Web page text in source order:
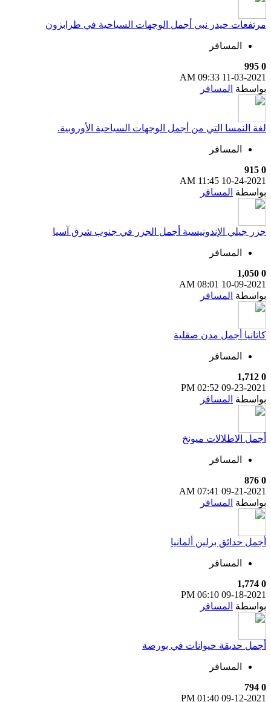
مرتفعات حيدر نبي أجمل الوجهات السياحية في طرابزون
المسافر
0
995
11-03-2021
09:33 AM
بواسطة المسافر
لغة النمسا التي من أجمل الوجهات السياحية الأوروبية.
المسافر
0
915
10-24-2021
11:45 AM
بواسطة المسافر
جزر جيلي الإندونيسية أجمل الجزر في جنوب شرق آسيا
المسافر
0
1,050
10-09-2021
08:01 AM
بواسطة المسافر
كاتانيا أجمل مدن صقلية
المسافر
0
1,712
09-23-2021
02:52 PM
بواسطة المسافر
أجمل الاطلالات ميونخ
المسافر
0
876
09-21-2021
07:41 AM
بواسطة المسافر
أجمل حدائق برلين ألمانيا
المسافر
0
1,774
09-18-2021
06:10 PM
بواسطة المسافر
أجمل حديقة حيوانات في بورصة
المسافر
0
794
09-12-2021
01:40 PM